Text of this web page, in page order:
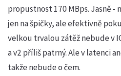
propustnost 170 MBps. Jasně -
jen na špičky, ale efektivně
velkou trvalou zátěž nebude v
a v2 příliš patrný. Ale v latenci
takže nebude o čem.